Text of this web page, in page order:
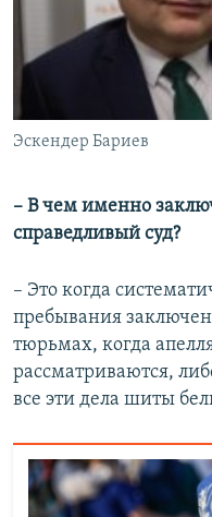
Эскендер Бариев
– В чем именно
справедливый суд?
– Это когда
пребывания
тюрьмах, когда
рассматриваются,
все эти дела шиты